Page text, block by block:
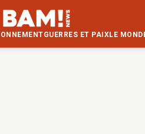
GUERRES ET PAIXLE